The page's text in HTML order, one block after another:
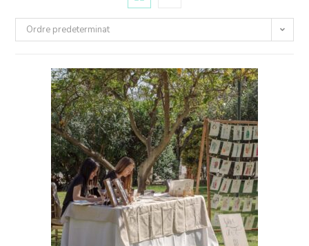
Ordre predeterminat